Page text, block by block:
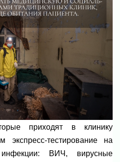
приходят в клинику
тестирование на
ВИЧ, вирусные